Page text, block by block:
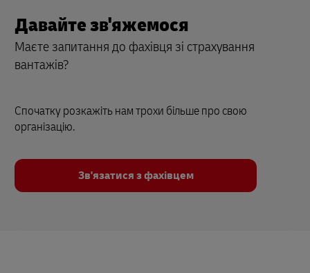
Давайте зв'яжемося
Маєте запитання до фахівця зі страхування
вантажів?
Спочатку розкажіть нам трохи більше про свою
організацію.
Зв'язатися з фахівцем